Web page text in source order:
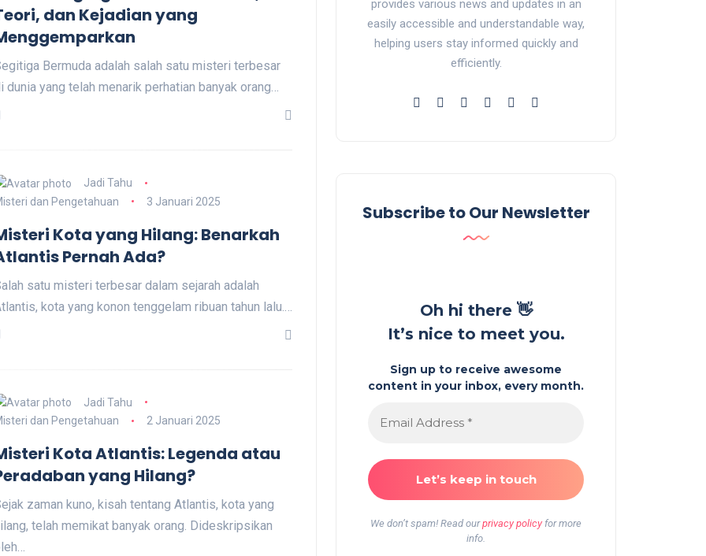
dan Kejadian yang
Bermuda adalah salah satu misteri terbesar
dunia yang telah menarik perhatian banyak orang…
Jadi Tahu
dan Pengetahuan
3 Januari 2025
Kota yang Hilang: Benarkah
Pernah Ada?
satu misteri terbesar dalam sejarah adalah
kota yang konon tenggelam ribuan tahun lalu.…
Jadi Tahu
dan Pengetahuan
2 Januari 2025
Kota Atlantis: Legenda atau
yang Hilang?
zaman kuno, kisah tentang Atlantis, kota yang
telah memikat banyak orang. Dideskripsikan
provides various news and updates in an
easily accessible and understandable way,
helping users stay informed quickly and
efficiently.
Subscribe to Our Newsletter
Oh hi there 👋
It’s nice to meet you.
Sign up to receive awesome
content in your inbox, every month.
We don’t spam! Read ourprivacy policyfor more
info.